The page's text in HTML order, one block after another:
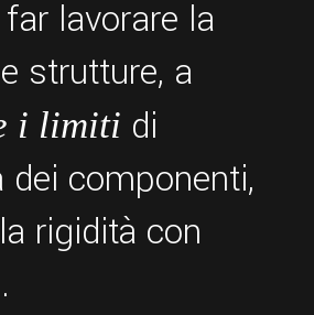
lavorare la
strutture, a
i limiti di
dei componenti,
rigidità con